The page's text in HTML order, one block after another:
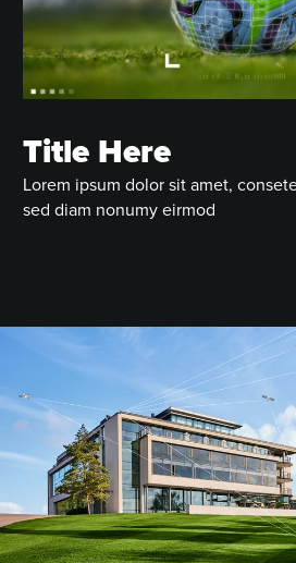
Title Here
Lorem ipsum dolor sit amet,
sed diam nonumy eirmod